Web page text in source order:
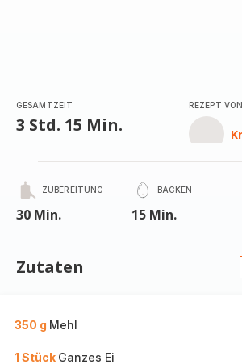
GESAMTZEIT
3 Std. 15 Min.
REZEPT VON
ZUBEREITUNG
30 Min.
BACKEN
15 Min.
Zutaten
350 g Mehl
1 Stück Ganzes Ei